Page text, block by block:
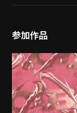
参加作品